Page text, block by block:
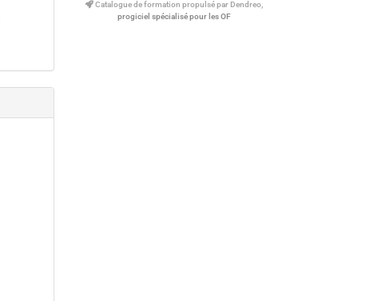
Catalogue de formation propulsé par Dendreo,
progiciel spécialisé pour les OF